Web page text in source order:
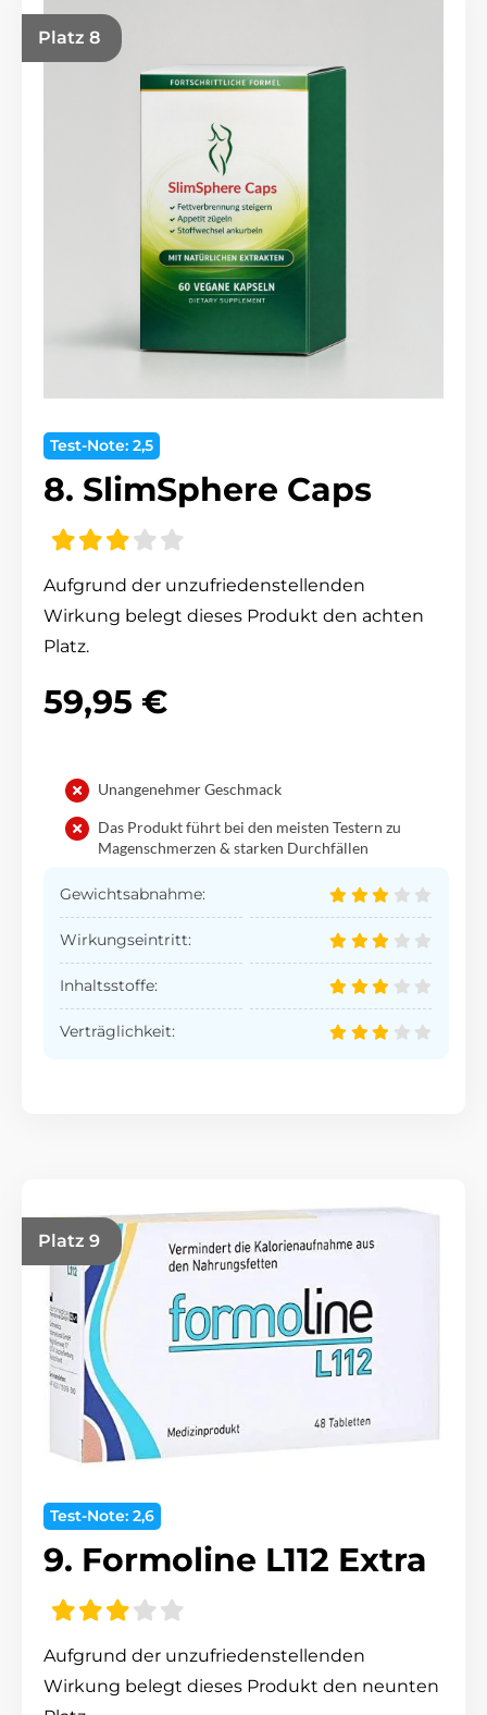
Platz 8
Test-Note: 2,5
8. SlimSphere Caps
Aufgrund der unzufriedenstellenden
Wirkung belegt dieses Produkt den achten
Platz.
59,95 €
Unangenehmer Geschmack
Das Produkt führt bei den meisten Testern zu
Magenschmerzen & starken Durchfällen
Gewichtsabnahme:
Wirkungseintritt:
Inhaltsstoffe:
Verträglichkeit:
Platz 9
Test-Note: 2,6
9. Formoline L112 Extra
Aufgrund der unzufriedenstellenden
Wirkung belegt dieses Produkt den neunten